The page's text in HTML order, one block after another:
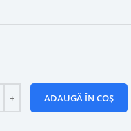
ADAUGĂ ÎN COȘ